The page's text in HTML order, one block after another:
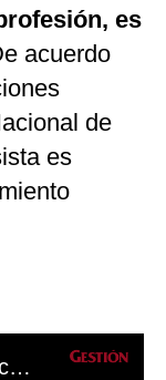
es
acuerdo
de
es
Fiestas Patrias 2022: así reaccionaron los congresistas tras el mensaje del presidente Pedro Castillo